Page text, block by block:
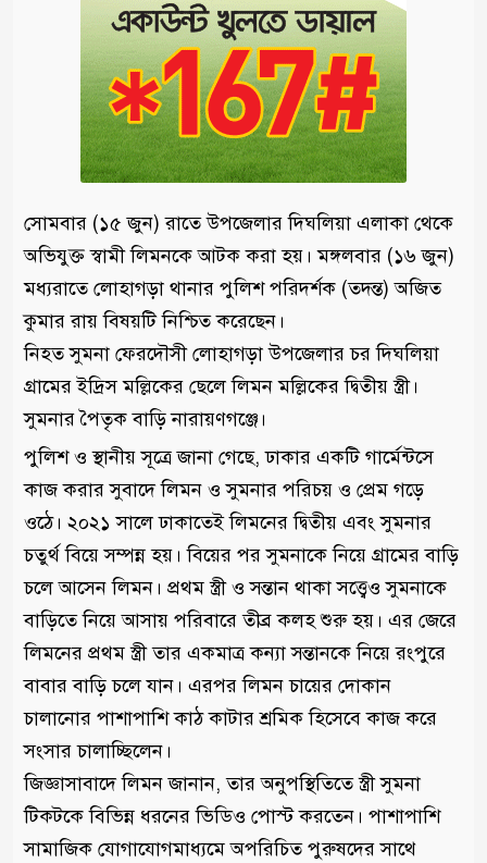
সোমবার (১৫ জুন) রাতে উপজেলার দিঘলিয়া এলাকা থেকে
অভিযুক্ত স্বামী লিমনকে আটক করা হয়। মঙ্গলবার (১৬ জুন)
মধ্যরাতে লোহাগড়া থানার পুলিশ পরিদর্শক (তদন্ত) অজিত
কুমার রায় বিষয়টি নিশ্চিত করেছেন।
নিহত সুমনা ফেরদৌসী লোহাগড়া উপজেলার চর দিঘলিয়া
গ্রামের ইদ্রিস মল্লিকের ছেলে লিমন মল্লিকের দ্বিতীয় স্ত্রী।
সুমনার পৈতৃক বাড়ি নারায়ণগঞ্জে।
পুলিশ ও স্থানীয় সূত্রে জানা গেছে, ঢাকার একটি গার্মেন্টসে
কাজ করার সুবাদে লিমন ও সুমনার পরিচয় ও প্রেম গড়ে
ওঠে। ২০২১ সালে ঢাকাতেই লিমনের দ্বিতীয় এবং সুমনার
চতুর্থ বিয়ে সম্পন্ন হয়। বিয়ের পর সুমনাকে নিয়ে গ্রামের বাড়ি
চলে আসেন লিমন। প্রথম স্ত্রী ও সন্তান থাকা সত্ত্বেও সুমনাকে
বাড়িতে নিয়ে আসায় পরিবারে তীব্র কলহ শুরু হয়। এর জেরে
লিমনের প্রথম স্ত্রী তার একমাত্র কন্যা সন্তানকে নিয়ে রংপুরে
বাবার বাড়ি চলে যান। এরপর লিমন চায়ের দোকান
চালানোর পাশাপাশি কাঠ কাটার শ্রমিক হিসেবে কাজ করে
সংসার চালাচ্ছিলেন।
জিজ্ঞাসাবাদে লিমন জানান, তার অনুপস্থিতিতে স্ত্রী সুমনা
টিকটকে বিভিন্ন ধরনের ভিডিও পোস্ট করতেন। পাশাপাশি
সামাজিক যোগাযোগমাধ্যমে অপরিচিত পুরুষদের সাথে